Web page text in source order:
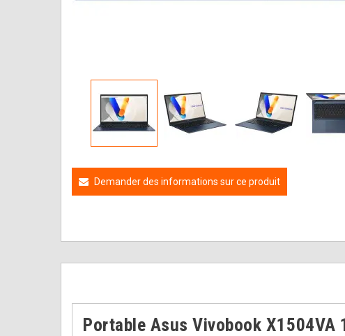
Demander des informations sur ce produit
Portable Asus Vivobook X1504VA